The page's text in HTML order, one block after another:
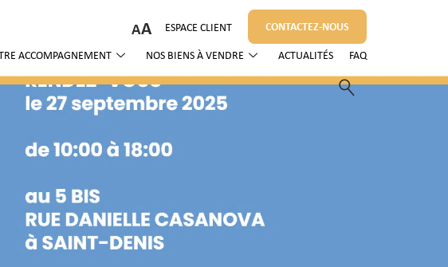
ESPACE CLIENT CONTACTEZ-NOUS
ACCOMPAGNEMENT NOS BIENS À VENDRE ACTUALITÉS FAQ
A